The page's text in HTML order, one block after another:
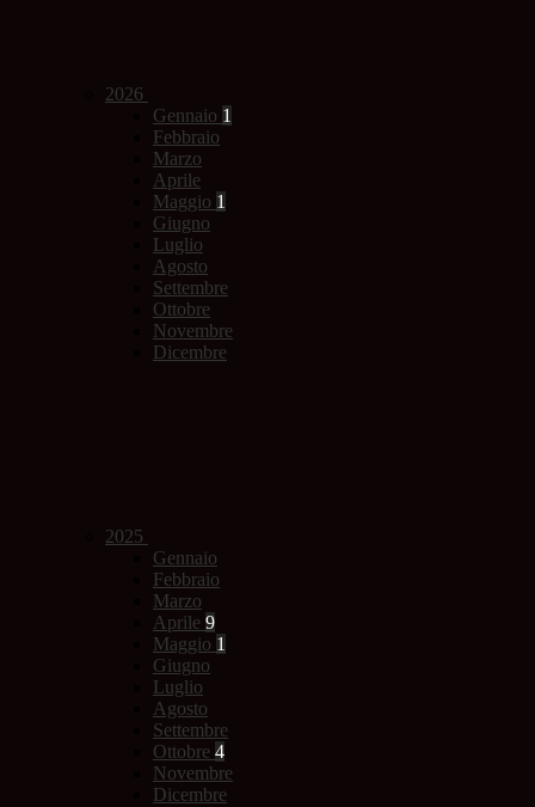
2026
Gennaio 1
Febbraio
Marzo
Aprile
Maggio 1
Giugno
Luglio
Agosto
Settembre
Ottobre
Novembre
Dicembre
2025
Gennaio
Febbraio
Marzo
Aprile 9
Maggio 1
Giugno
Luglio
Agosto
Settembre
Ottobre 4
Novembre
Dicembre